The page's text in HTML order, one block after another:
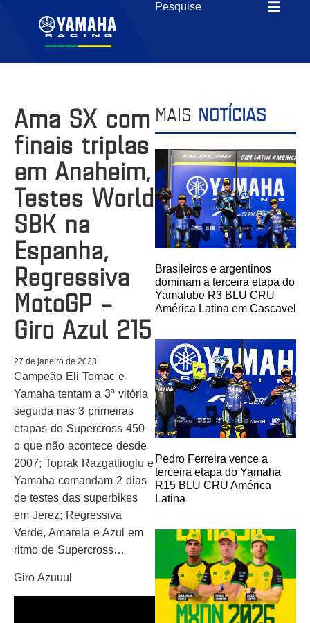
Ama SX com
finais triplas
em Anaheim,
Testes World
SBK na
Espanha,
Regressiva
MotoGP –
Giro Azul 215
27 de janeiro de 2023
Campeão Eli Tomac e
Yamaha tentam a 3ª vitória
seguida nas 3 primeiras
etapas do Supercross 450 –
o que não acontece desde
2007; Toprak Razgatlioglu e
Yamaha comandam 2 dias
de testes das superbikes
em Jerez; Regressiva
Verde, Amarela e Azul em
ritmo de Supercross…
Giro Azuuul
MAIS NOTÍCIAS
Brasileiros e argentinos
dominam a terceira etapa do
Yamalube R3 BLU CRU
América Latina em Cascavel
Pedro Ferreira vence a
terceira etapa do Yamaha
R15 BLU CRU América
Latina